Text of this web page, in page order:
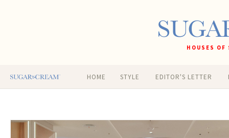
HOUSES
HOME STYLE EDITOR'S LETTER